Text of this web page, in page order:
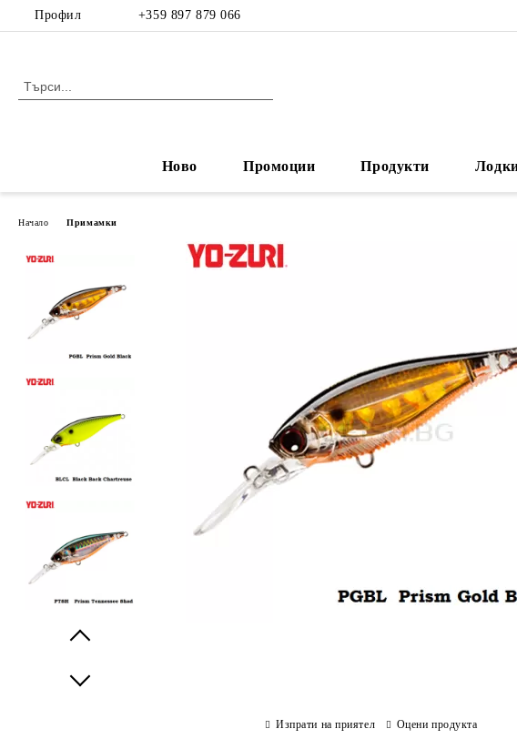
Профил +359 897 879 066
Ново Промоции Продукти
Начало Примамки
Изпрати на приятел Оцени продукта